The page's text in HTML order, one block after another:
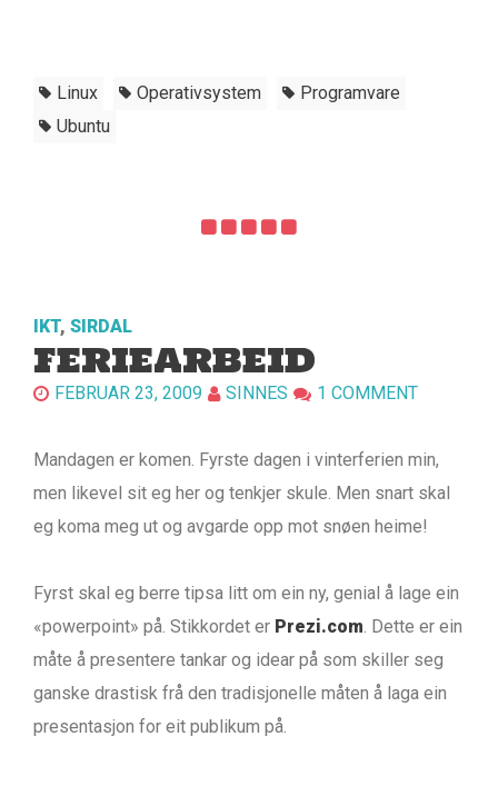
Linux Operativsystem
Programvare
Ubuntu
IKT, SIRDAL
FERIEARBEID
FEBRUAR 23, 2009 SINNES 1 COMMENT
Mandagen er komen. Fyrste dagen i vinterferien min,
men likevel sit eg her og tenkjer skule. Men snart skal
eg koma meg ut og avgarde opp mot snøen heime!
Fyrst skal eg berre tipsa litt om ein ny, genial å lage ein
«powerpoint» på. Stikkordet er Prezi.com . Dette er ein
måte å presentere tankar og idear på som skiller seg
ganske drastisk frå den tradisjonelle måten å laga ein
presentasjon for eit publikum på.